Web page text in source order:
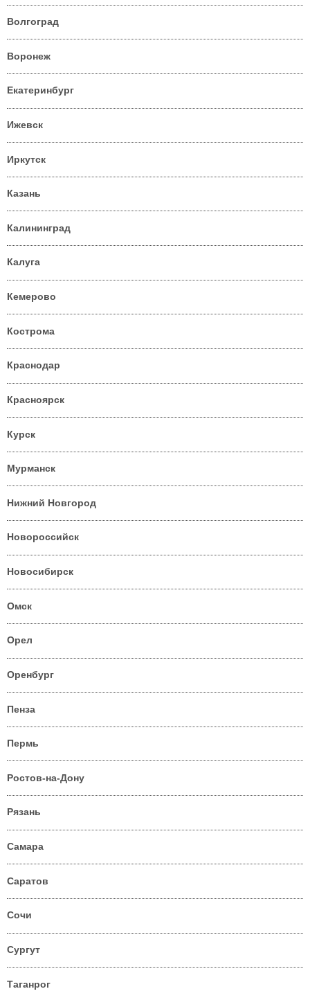
Волгоград
Воронеж
Екатеринбург
Ижевск
Иркутск
Казань
Калининград
Калуга
Кемерово
Кострома
Краснодар
Красноярск
Курск
Мурманск
Нижний Новгород
Новороссийск
Новосибирск
Омск
Орел
Оренбург
Пенза
Пермь
Ростов-на-Дону
Рязань
Самара
Саратов
Сочи
Сургут
Таганрог